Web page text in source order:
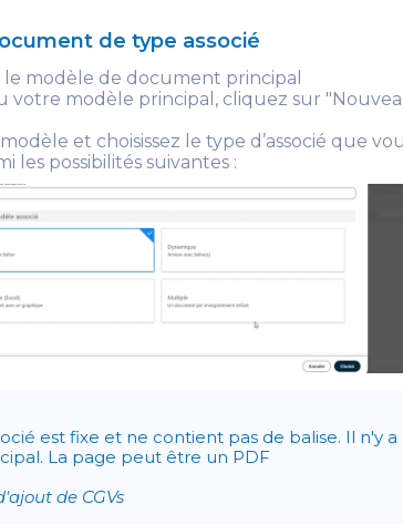
de type associé
modèle de document principal
votre modèle principal, cliquez sur
et choisissez le type d’associé que
les possibilités suivantes :
est fixe et ne contient pas de balise. Il n'y a
La page peut être un PDF
de CGVs